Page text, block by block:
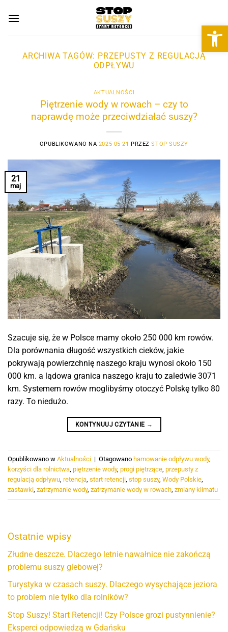
ARCHIWA TAGÓW: PRZEPUSTY Z REGULACJĄ
ODPŁYWU
AKTUALNOŚCI
Piętrzenie wody w rowach – czy to
naprawdę może przeciwdziałać suszy?
OPUBLIKOWANO NA 2025-05-21 PRZEZSTOP SUSZY
21
maj
Szacuje się, że w Polsce mamy około 250 000 km rowów.
Dla porównania długość wszystkich cieków, jakie
pokrywają powierzchnię naszego kraju wynosi około 150
000 km. a lądowa granica naszego kraju to zaledwie 3071
km. Systemem rowów moglibyśmy otoczyć Polskę tylko 80
razy. To niedużo.
KONTYNUUJ CZYTANIE →
Opublikowano w Aktualności | Otagowano hamowanie odpływu wody,
korzyści dla rolnictwa, piętrzenie wody, progi piętrzące, przepusty z
regulacją odpływu, retencja, start retencji, stop suszy, Wody Polskie,
zastawki, zatrzymanie wody, zatrzymanie wody w rowach, zmiany klimatu
Ostatnie wpisy
Złudne deszcze. Dlaczego letnie nawałnice nie zakończą
problemu suszy glebowej?
Turystyka w czasach suszy. Dlaczego wysychające jeziora
to problem nie tylko dla rolników?
Stop Suszy! Start Retencji! Czy Polsce grozi pustynnienie?
Eksperci odpowiedzą w Gdańsku